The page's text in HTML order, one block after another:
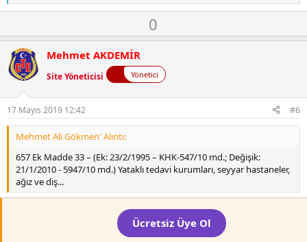
e
i
l
e
r
O
y
l
a
0
o
o
t
e
Mehmet AKDEMİR
Site Yöneticisi Yönetici
17 Mayıs 2019 12:42 #6
Mehmet Ali Gökmen' Alıntı:
657 Ek Madde 33 – (Ek: 23/2/1995 – KHK-547/10 md.; Değişik:
21/1/2010 - 5947/10 md.) Yataklı tedavi kurumları, seyyar hastaneler,
ağız ve diş...
Ücretsiz Üye Ol